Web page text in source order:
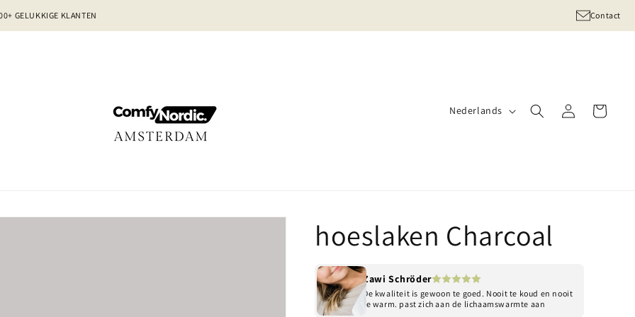
GELUKKIGE KLANTEN Contact
Taal
Nederlands InloggenWinkelwagen
hoeslaken Charcoal
Zawi Schröder
De kwaliteit is gewoon te goed. Nooit te koud en nooit
te warm. past zich aan de lichaamswarmte aan